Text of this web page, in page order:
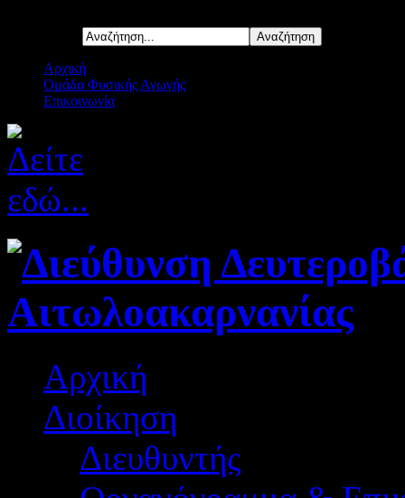
Αρχική
Ομάδα Φυσικής Αγωγής
Επικοινωνία
Αρχική
Διοίκηση
Διευθυντής